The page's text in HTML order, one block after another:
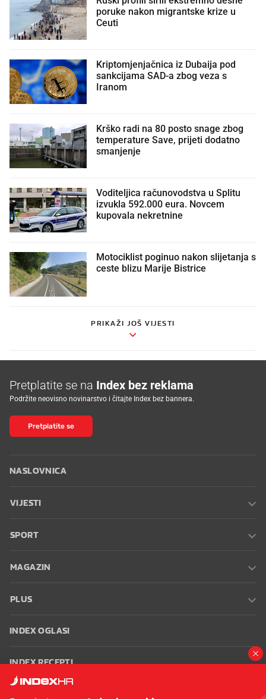
poruke nakon migrantske krize u
Ceuti
Kriptomjenjačnica iz Dubaija pod
sankcijama SAD-a zbog veza s
Iranom
Krško radi na 80 posto snage zbog
temperature Save, prijeti dodatno
smanjenje
Voditeljica računovodstva u Splitu
izvukla 592.000 eura. Novcem
kupovala nekretnine
Motociklist poginuo nakon slijetanja s
ceste blizu Marije Bistrice
PRIKAŽI JOŠ VIJESTI
Pretplatite se na Index bez reklama
Podržite neovisno novinarstvo i čitajte Index bez bannera.
Pretplatite se
NASLOVNICA
VIJESTI
SPORT
MAGAZIN
PLUS
INDEX OGLASI
INDEX RECEPTI